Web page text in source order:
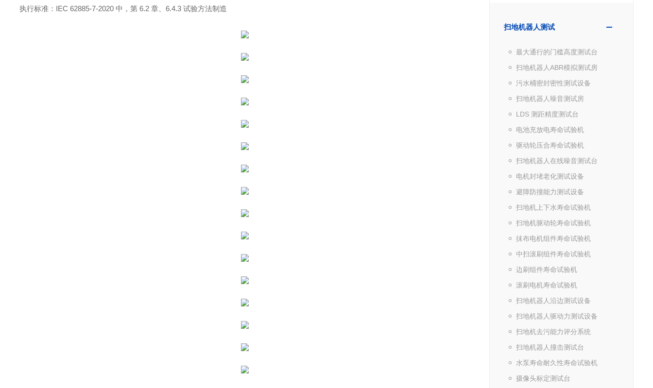
扫地机器人测试
最大通行的门槛高度测试台
扫地机器人ABR模拟测试房
污水桶密封密性测试设备
扫地机器人噪音测试房
LDS 测距精度测试台
电池充放电寿命试验机
驱动轮压合寿命试验机
扫地机器人在线噪音测试台
电机封堵老化测试设备
避障防撞能力测试设备
扫地机上下水寿命试验机
扫地机驱动轮寿命试验机
抺布电机组件寿命试验机
中扫滚刷组件寿命试验机
边刷组件寿命试验机
滚刷电机寿命试验机
扫地机器人沿边测试设备
扫地机器人驱动力测试设备
扫地机去污能力评分系统
扫地机器人撞击测试台
水泵寿命耐久性寿命试验机
摄像头标定测试台
执行标准：IEC 62885-7-2020 中，第 6.2 章、6.4.3 试验方法制造